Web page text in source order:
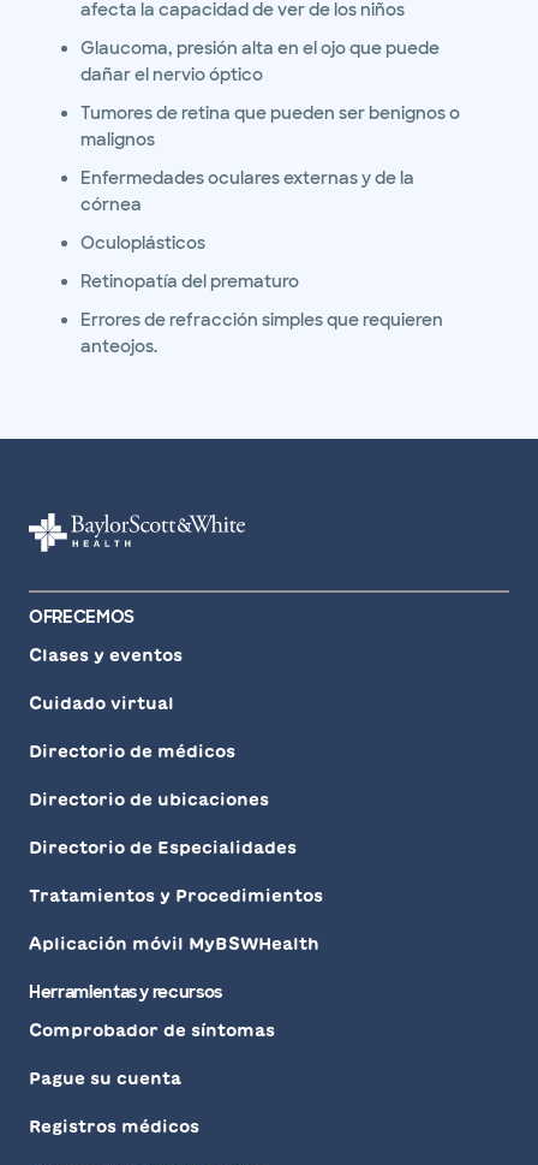
afecta la capacidad de ver de los niños
Glaucoma, presión alta en el ojo que puede
dañar el nervio óptico
Tumores de retina que pueden ser benignos o
malignos
Enfermedades oculares externas y de la
córnea
Oculoplásticos
Retinopatía del prematuro
Errores de refracción simples que requieren
anteojos.
OFRECEMOS
Clases y eventos
Cuidado virtual
Directorio de médicos
Directorio de ubicaciones
Directorio de Especialidades
Tratamientos y Procedimientos
Aplicación móvil MyBSWHealth
Herramientas y recursos
Comprobador de síntomas
Pague su cuenta
Registros médicos